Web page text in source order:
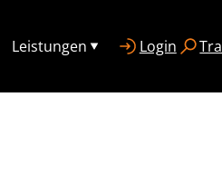
Leistungen Login